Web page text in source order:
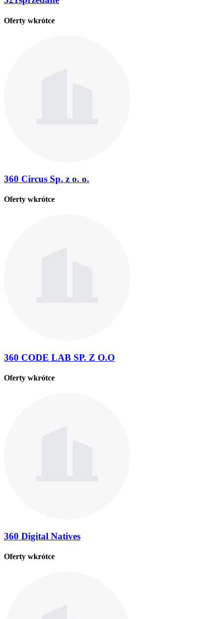
Oferty wkrótce
360 Circus Sp. z o. o.
Oferty wkrótce
360 CODE LAB SP. Z O.O
Oferty wkrótce
360 Digital Natives
Oferty wkrótce